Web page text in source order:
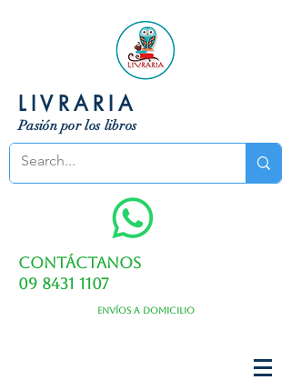
LIVRARIA
Pasión por los libros
Contáctanos
09 8431 1107
Envíos a domicilio